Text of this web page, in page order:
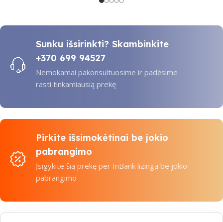
Sunku išsirinkti? Skambinkite
+370 699 94527
Nemokamai pakonsultuosime ir padėsime
rasti tinkamiausią prekę
Pirkite išsimokėtinai be jokio
pabrangimo
Įsigykite šią prekę per InBank lizingą be jokio
pabrangimo